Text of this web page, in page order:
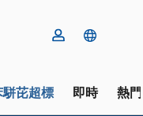
芘超標 即時 熱